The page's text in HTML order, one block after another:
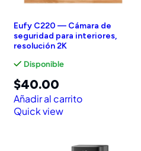
Eufy C220 — Cámara de
seguridad para interiores,
resolución 2K
Disponible
$40.00
Añadir al carrito
Quick view